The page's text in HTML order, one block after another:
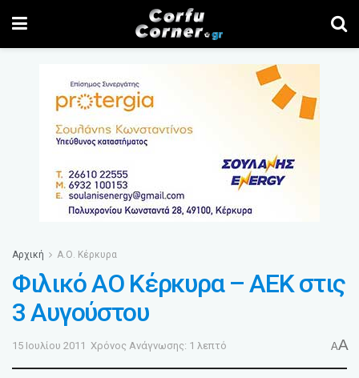
Αρχική Α.Ο. Κέρκυρα
Φιλικό ΑΟ Κέρκυρα – ΑΕΚ στις
3 Αυγούστου
15 Ιουλίου 2011 Χρόνος Ανάγνωσης: 1 λεπτό AA